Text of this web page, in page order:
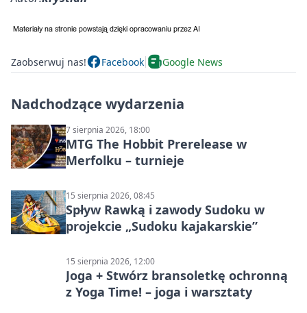
Zaobserwuj nas! Facebook Google News
Nadchodzące wydarzenia
7 sierpnia 2026, 18:00
MTG The Hobbit Prerelease w
Merfolku – turnieje
15 sierpnia 2026, 08:45
Spływ Rawką i zawody Sudoku w
projekcie „Sudoku kajakarskie”
15 sierpnia 2026, 12:00
Joga + Stwórz bransoletkę ochronną
z Yoga Time! – joga i warsztaty